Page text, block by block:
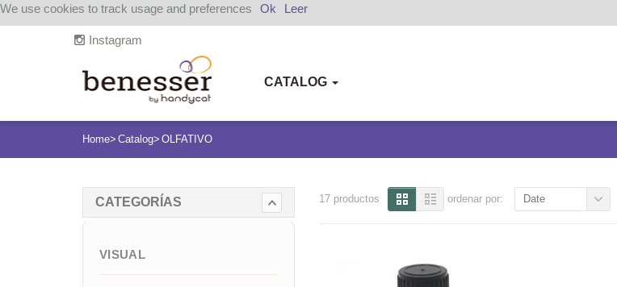
We use cookies to track usage and preferences Ok Leer
Instagram
CATALOG
Home Catalog OLFATIVO
CATEGORÍAS
VISUAL
17 productos ordenar por: Date